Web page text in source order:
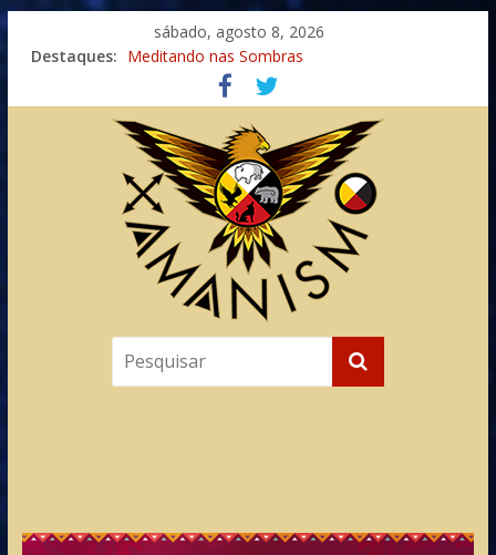
sábado, agosto 8, 2026
Destaques: Meditando nas Sombras
Autosuficiência: A Jornada do Espírito Ancestral
Xamanismo Universal
Totens – Caminho Espiritual – Crescimento
Imaginação na Cura